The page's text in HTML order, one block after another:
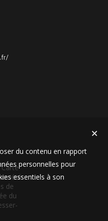
de
du
✕
du contenu en rapport
personnelles pour
essentiels à son